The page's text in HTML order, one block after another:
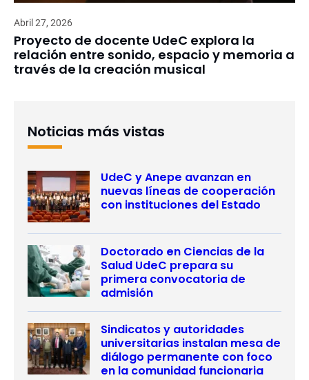
Abril 27, 2026
Proyecto de docente UdeC explora la
relación entre sonido, espacio y memoria a
través de la creación musical
Noticias más vistas
UdeC y Anepe avanzan en
nuevas líneas de cooperación
con instituciones del Estado
Doctorado en Ciencias de la
Salud UdeC prepara su
primera convocatoria de
admisión
Sindicatos y autoridades
universitarias instalan mesa de
diálogo permanente con foco
en la comunidad funcionaria